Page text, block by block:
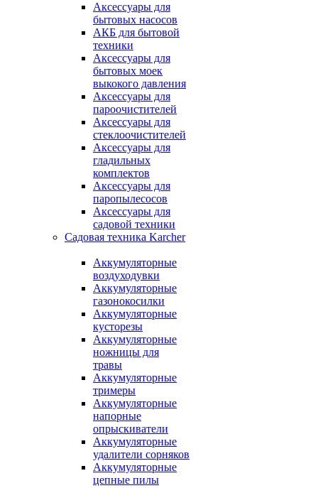
Аксессуары для
бытовых насосов
АКБ для бытовой
техники
Аксессуары для
бытовых моек
выкокого давления
Аксессуары для
пароочистителей
Аксессуары для
стеклоочистителей
Аксессуары для
гладильных
комплектов
Аксессуары для
паропылесосов
Аксессуары для
садовой техники
Садовая техника Karcher
Аккумуляторные
воздуходувки
Аккумуляторные
газонокосилки
Аккумуляторные
кусторезы
Аккумуляторные
ножницы для
травы
Аккумуляторные
тримеры
Аккумуляторные
напорные
опрыскиватели
Аккумуляторные
удалители сорняков
Аккумуляторные
цепные пилы